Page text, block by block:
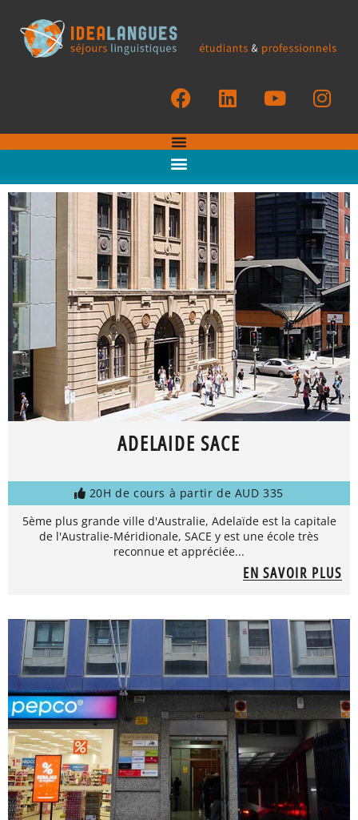
ADELAIDE SACE
20H de cours à partir de AUD 335
5ème plus grande ville d'Australie, Adelaïde est la capitale
de l'Australie-Méridionale, SACE y est une école très
reconnue et appréciée...
EN SAVOIR PLUS